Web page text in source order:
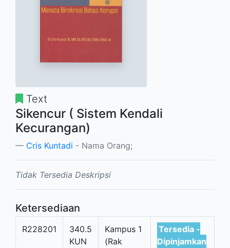
Text
Sikencur ( Sistem Kendali
Kecurangan)
Cris Kuntadi - Nama Orang;
Tidak Tersedia Deskripsi
Ketersediaan
R228201
340.5
KUN
Kampus 1
(Rak
Tersedia -
Dipinjamkan